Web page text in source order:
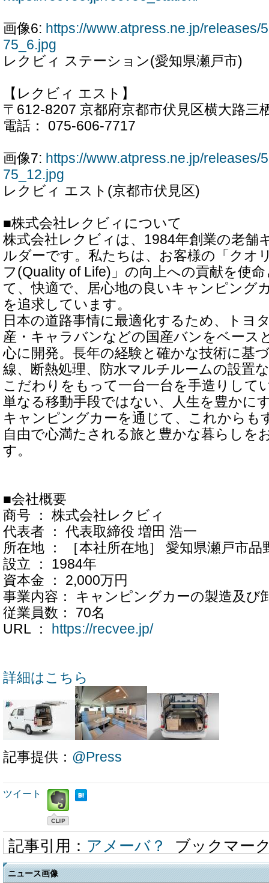
画像6: https://www.atpress.ne.jp/releases/
75_6.jpg
レクビィ ステーション(愛知県瀬戸市)
【レクビィ エスト】
〒612-8207 京都府京都市伏見区横大路三
電話： 075-606-7717
画像7: https://www.atpress.ne.jp/releases/
75_12.jpg
レクビィ エスト(京都市伏見区)
■株式会社レクビィについて
株式会社レクビィは、1984年創業の老舗
ルダーです。私たちは、お客様の「クオ
フ(Quality of Life)」の向上への貢献を使
て、快適で、居心地の良いキャンピング
を追求しています。
日本の道路事情に最適化するため、トヨ
産・キャラバンなどの国産バンをベース
心に開発。長年の経験と確かな技術に基
線、断熱処理、防水マルチルームの設置
こだわりをもって一台一台を手造りして
単なる移動手段ではない、人生を豊かに
キャンピングカーを通じて、これからも
自由で心満たされる旅と豊かな暮らしを
す。
■会社概要
商号 ： 株式会社レクビィ
代表者 ： 代表取締役 増田 浩一
所在地 ： ［本社所在地］ 愛知県瀬戸市品
設立 ： 1984年
資本金 ： 2,000万円
事業内容： キャンピングカーの製造及び
従業員数： 70名
URL ：
https://recvee.jp/
詳細はこちら
記事提供： @Press
ツイート
記事引用： アメーバ？ ブックマー
ニュース画像